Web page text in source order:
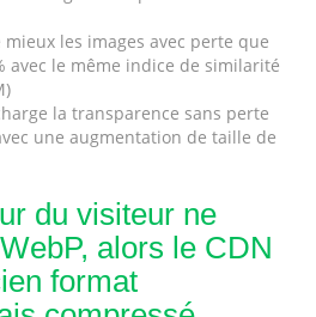
mieux les images avec perte que
avec le même indice de similarité
la transparence sans perte
une augmentation de taille de
du visiteur ne
alors le CDN
format